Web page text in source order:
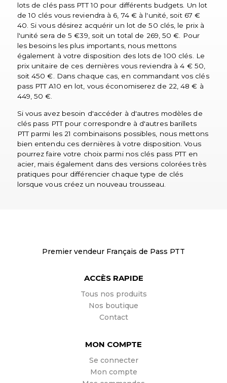
lots de clés pass PTT 10 pour différents budgets. Un lot
de 10 clés vous reviendra à 6, 74 € à l'unité, soit 67 €
40. Si vous désirez acquérir un lot de 50 clés, le prix à
l'unité sera de 5 €39, soit un total de 269, 50 €. Pour
les besoins les plus importants, nous mettons
également à votre disposition des lots de 100 clés. Le
prix unitaire de ces dernières vous reviendra à 4 € 50,
soit 450 €. Dans chaque cas, en commandant vos clés
pass PTT A10 en lot, vous économiserez de 22, 48 € à
449, 50 €.
Si vous avez besoin d'accéder à d'autres modèles de
clés pass PTT pour correspondre à d'autres barillets
PTT parmi les 21 combinaisons possibles, nous mettons
bien entendu ces dernières à votre disposition. Vous
pourrez faire votre choix parmi nos clés pass PTT en
acier, mais également dans des versions colorées très
pratiques pour différencier chaque type de clés
lorsque vous créez un nouveau trousseau.
Premier vendeur Français de Pass PTT
ACCÈS RAPIDE
Tous nos produits
Nos boutique
Contact
MON COMPTE
Se connecter
Mon compte